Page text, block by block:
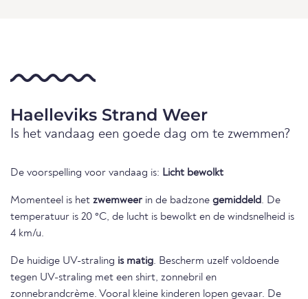
Haelleviks Strand Weer
Is het vandaag een goede dag om te zwemmen?
De voorspelling voor vandaag is: Licht bewolkt
Momenteel is het zwemweer in de badzone gemiddeld. De
temperatuur is 20 °C, de lucht is bewolkt en de windsnelheid is
4 km/u.
De huidige UV-straling is matig. Bescherm uzelf voldoende
tegen UV-straling met een shirt, zonnebril en
zonnebrandcrème. Vooral kleine kinderen lopen gevaar. De